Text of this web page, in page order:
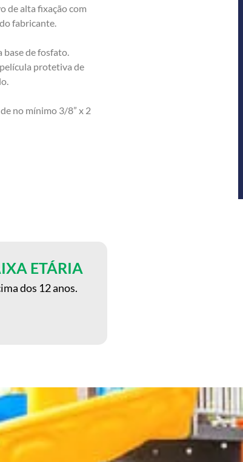
de alta fixação com
fabricante.
de fosfato.
protetiva de
no mínimo 3/8” x 2
ETÁRIA
dos 12 anos.